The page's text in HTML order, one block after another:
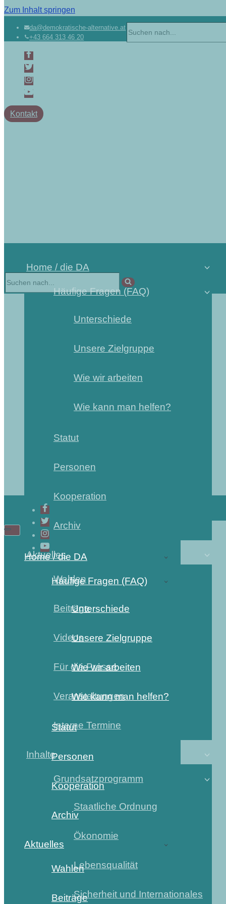
Zum Inhalt springen
da@demokratische-alternative.at
+43 664 313 46 20
nach …
Kontakt
Home / die DA
Häufige Fragen (FAQ)
Unterschiede
Unsere Zielgruppe
Wie wir arbeiten
Wie kann man helfen?
Statut
Personen
Kooperation
Archiv
Aktuelles
Wahlen
Beiträge
Videos
Für die Presse
Veranstaltungen
Interne Termine
Inhalte
Grundsatzprogramm
Staatliche Ordnung
Ökonomie
Lebensqualität
Sicherheit und Internationales
Navigations-
Navigations-
Home / die DA
Häufige Fragen (FAQ)
Unterschiede
Unsere Zielgruppe
Wie wir arbeiten
Wie kann man helfen?
Statut
Personen
Kooperation
Archiv
Aktuelles
Wahlen
Beiträge